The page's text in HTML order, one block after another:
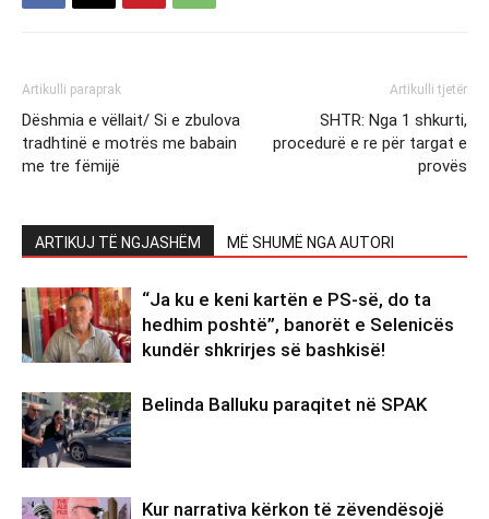
Artikulli paraprak
Dëshmia e vëllait/ Si e zbulova
tradhtinë e motrës me babain
me tre fëmijë
Artikulli tjetër
SHTR: Nga 1 shkurti,
procedurë e re për targat e
provës
ARTIKUJ TË NGJASHËM MË SHUMË NGA AUTORI
“Ja ku e keni kartën e PS-së, do ta
hedhim poshtë”, banorët e Selenicës
kundër shkrirjes së bashkisë!
Belinda Balluku paraqitet në SPAK
Kur narrativa kërkon të zëvendësojë